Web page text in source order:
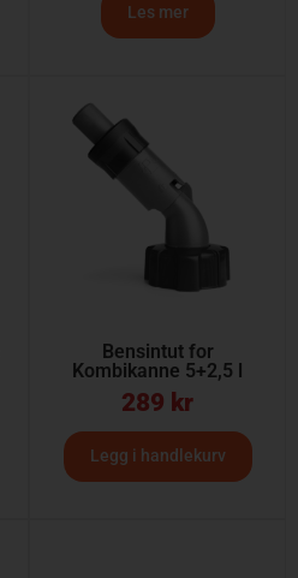
Les mer
Bensintut for
Kombikanne 5+2,5 l
289 kr
Legg i handlekurv